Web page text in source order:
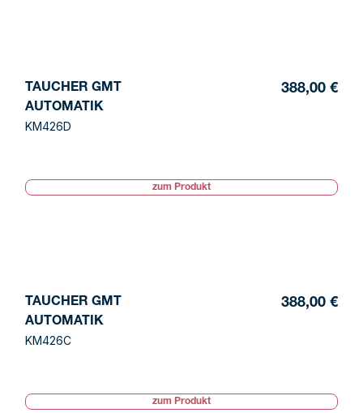
TAUCHER GMT
AUTOMATIK
KM426D
388,00 €
zum Produkt
TAUCHER GMT
AUTOMATIK
KM426C
388,00 €
zum Produkt